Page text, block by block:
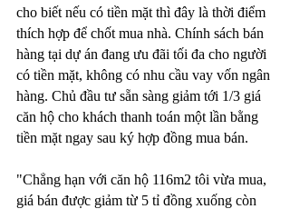
cho biết nếu có tiền mặt thì đây là thời điểm
thích hợp để chốt mua nhà. Chính sách bán
hàng tại dự án đang ưu đãi tối đa cho người
có tiền mặt, không có nhu cầu vay vốn ngân
hàng. Chủ đầu tư sẵn sàng giảm tới 1/3 giá
căn hộ cho khách thanh toán một lần bằng
tiền mặt ngay sau ký hợp đồng mua bán.
"Chẳng hạn với căn hộ 116m2 tôi vừa mua,
giá bán được giảm từ 5 tỉ đồng xuống còn